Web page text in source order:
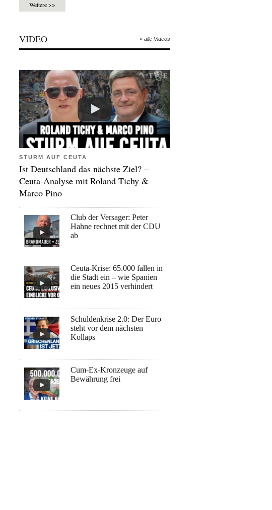
Weitere >>
VIDEO » alle Videos
STURM AUF CEUTA
Ist Deutschland das nächste Ziel? –
Ceuta-Analyse mit Roland Tichy &
Marco Pino
Club der Versager: Peter
Hahne rechnet mit der CDU
ab
Ceuta-Krise: 65.000 fallen in
die Stadt ein – wie Spanien
ein neues 2015 verhindert
Schuldenkrise 2.0: Der Euro
steht vor dem nächsten
Kollaps
Cum-Ex-Kronzeuge auf
Bewährung frei